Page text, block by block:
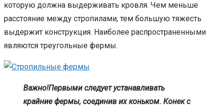
которую должна выдерживать кровля. Чем меньше
расстояние между стропилами, тем большую тяжесть
выдержит конструкция. Наиболее распространенными
являются треугольные фермы.
Важно!Первыми следует устанавливать
крайние фермы, соединив их коньком. Конек с